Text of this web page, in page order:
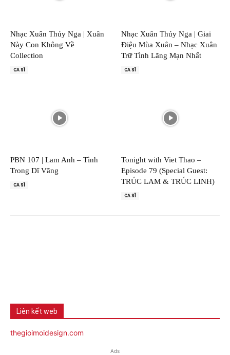
Nhạc Xuân Thúy Nga | Xuân
Này Con Không Về
Collection
CA SĨ
Nhạc Xuân Thúy Nga | Giai
Điệu Mùa Xuân – Nhạc Xuân
Trữ Tình Lãng Mạn Nhất
CA SĨ
PBN 107 | Lam Anh – Tình
Trong Dĩ Vãng
CA SĨ
Tonight with Viet Thao –
Episode 79 (Special Guest:
TRÚC LAM & TRÚC LINH)
CA SĨ
Liên kết web
thegioimoidesign.com
Ads